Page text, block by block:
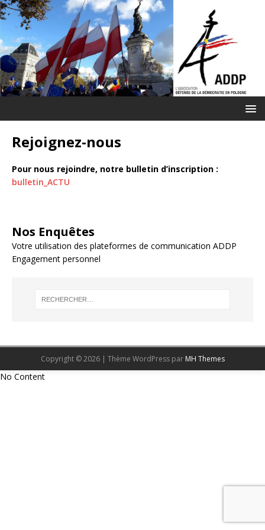
Rejoignez-nous
Pour nous rejoindre, notre bulletin d’inscription :
bulletin_ACTU
Nos Enquêtes
Votre utilisation des plateformes de communication ADDP
Engagement personnel
Copyright © 2026 | Thème WordPress par MH Themes
No Content